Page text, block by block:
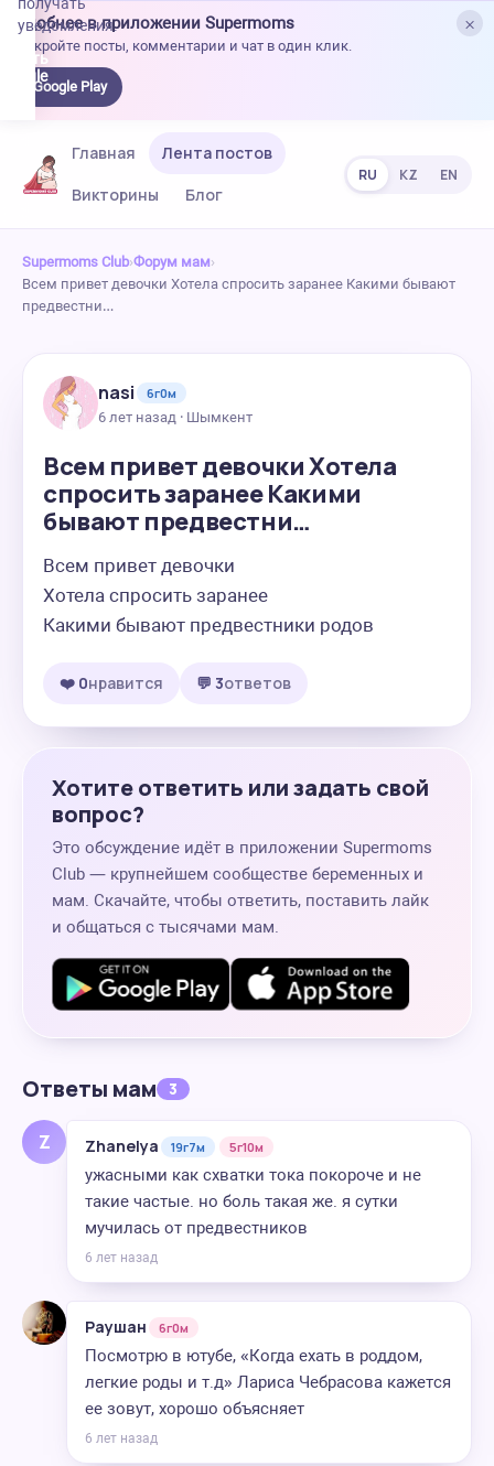
×
Удобнее в приложении Supermoms
Откройте посты, комментарии и чат в один клик.
Google Play
уведомления.
Главная
Лента постов
Викторины
Блог
RU KZ EN
Supermoms Club›Форум мам›
Всем привет девочки Хотела спросить заранее Какими бывают
предвестни…
nasi
6г0м
6 лет назад · Шымкент
Всем привет девочки Хотела
спросить заранее Какими
бывают предвестни…
Всем привет девочки
Хотела спросить заранее
Какими бывают предвестники родов
❤️ 0нравится 💬 3ответов
Хотите ответить или задать свой
вопрос?
Это обсуждение идёт в приложении Supermoms
Club — крупнейшем сообществе беременных и
мам. Скачайте, чтобы ответить, поставить лайк
и общаться с тысячами мам.
Ответы мам 3
Z Zhanelya 19г7м 5г10м
ужасными как схватки тока покороче и не
такие частые. но боль такая же. я сутки
мучилась от предвестников
6 лет назад
Раушан 6г0м
Посмотрю в ютубе, «Когда ехать в роддом,
легкие роды и т.д» Лариса Чебрасова кажется
ее зовут, хорошо объясняет
6 лет назад